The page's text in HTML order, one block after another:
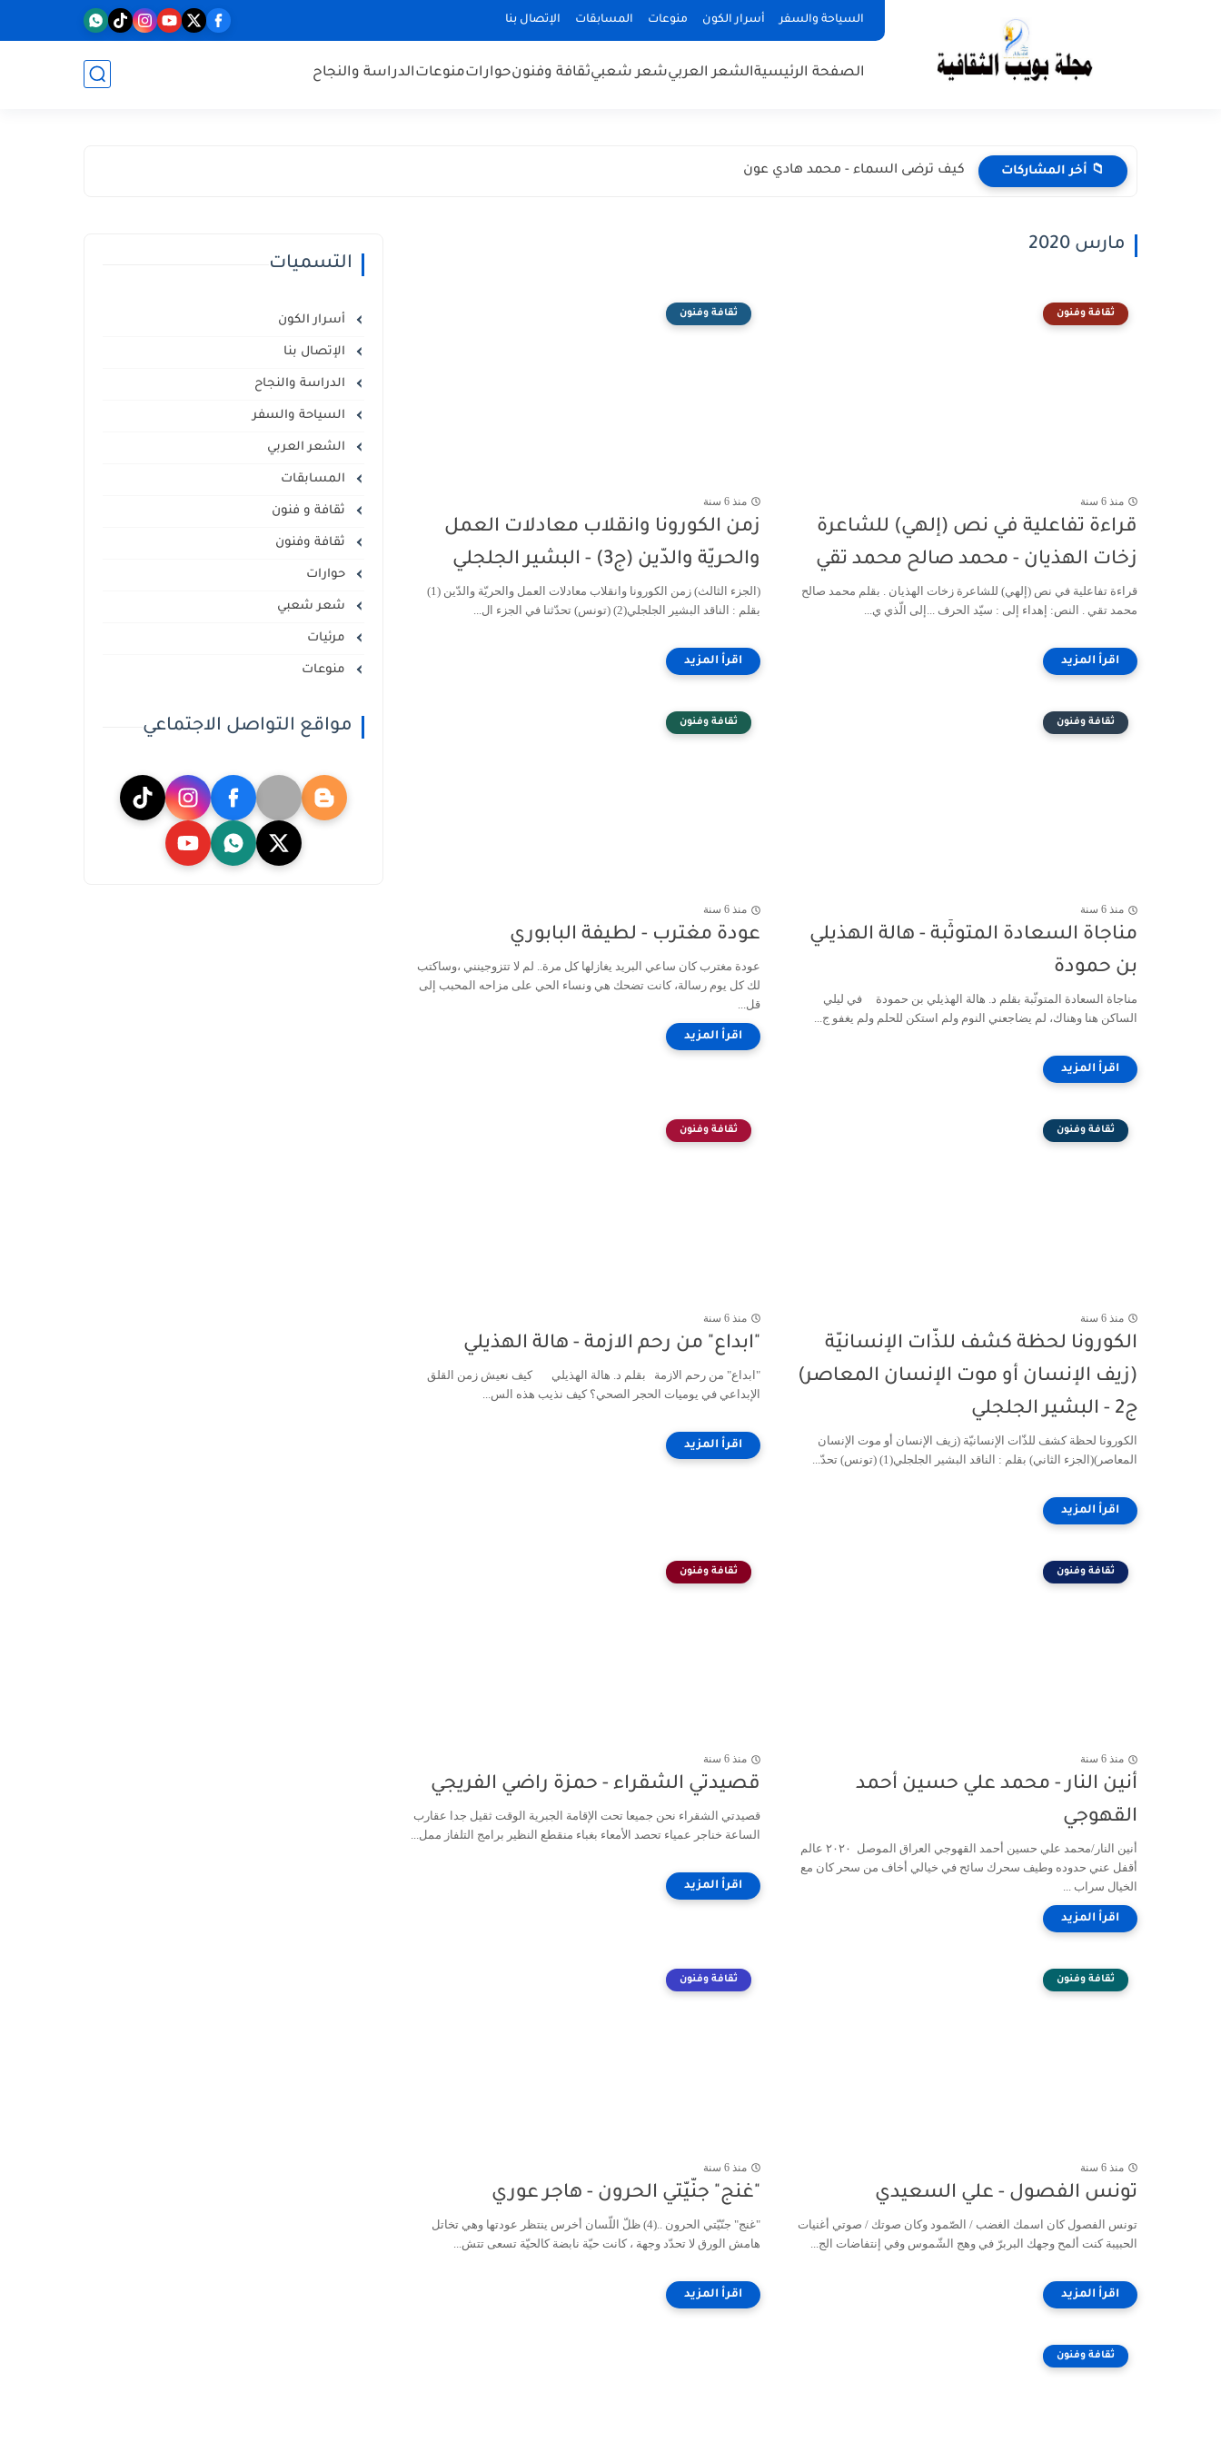
السياحة والسفر أسرار الكون منوعات المسابقات الإتصال بنا
الصفحة الرئيسيةالشعر العربيشعر شعبيثقافة وفنونحواراتمنوعاتالدراسة والنجاح
📁 أخر المشاركات كيف ترضى السماء - محمد هادي عون
مارس 2020
ثقافة وفنون
منذ 6 سنة
قراءة تفاعلية في نص (إلهي) للشاعرة
زخات الهذيان - محمد صالح محمد تقي
قراءة تفاعلية في نص (إلهي) للشاعرة زخات الهذيان . بقلم محمد صالح
محمد تقي . النص: إهداء إلى : سيّد الحرف ...إلى الّذي ي...
ثقافة وفنون
منذ 6 سنة
زمن الكورونا وانقلاب معادلات العمل
والحريّة والدّين (ج3) - البشير الجلجلي
(الجزء الثالث) زمن الكورونا وانقلاب معادلات العمل والحريّة والدّين (1)
بقلم : الناقد البشير الجلجلي(2) (تونس) تحدّثنا في الجزء ال...
ثقافة وفنون
منذ 6 سنة
مناجاة السعادة المتوثّبة - هالة الهذيلي
بن حمودة
مناجاة السعادة المتوثّبة بقلم د. هالة الهذيلي بن حمودة في ليلي
الساكن هنا وهناك، لم يضاجعني النوم ولم استكن للحلم ولم يغفو ج...
ثقافة وفنون
منذ 6 سنة
عودة مغترب - لطيفة البابوري
عودة مغترب كان ساعي البريد يغازلها كل مرة.. لم لا تتزوجينني ،وساكتب
لك كل يوم رسالة، كانت تضحك هي ونساء الحي على مزاحه المحبب إلى
قل...
ثقافة وفنون
منذ 6 سنة
الكورونا لحظة كشف للذّات الإنسانيّة
(زيف الإنسان أو موت الإنسان المعاصر)
ج2 - البشير الجلجلي
الكورونا لحظة كشف للذّات الإنسانيّة (زيف الإنسان أو موت الإنسان
المعاصر)(الجزء الثاني) بقلم : الناقد البشير الجلجلي(1) (تونس) تحدّ...
ثقافة وفنون
منذ 6 سنة
"ابداع" من رحم الازمة - هالة الهذيلي
"ابداع" من رحم الازمة بقلم د. هالة الهذيلي كيف نعيش زمن القلق
الإبداعي في يوميات الحجر الصحي؟ كيف نذيب هذه الس...
ثقافة وفنون
منذ 6 سنة
أنين النار - محمد علي حسين أحمد
القهوجي
أنين النار/محمد علي حسين أحمد القهوجي العراق الموصل ٢٠٢٠ عالم
أقفل عني حدوده وطيف سحرك سائح في خيالي أخاف من سحر كان مع
الخيال سراب ...
ثقافة وفنون
منذ 6 سنة
قصيدتي الشقراء - حمزة راضي الفريجي
قصيدتي الشقراء نحن جميعا تحت الإقامة الجبرية الوقت ثقيل جدا عقارب
الساعة خناجر عمياء تحصد الأمعاء بغباء منقطع النظير برامج التلفاز ممل...
ثقافة وفنون
منذ 6 سنة
تونس الفصول - علي السعيدي
تونس الفصول كان اسمك الغضب / الصّمود وكان صوتك / صوتي أغنيات
الحبيبة كنت ألمح وجهك البربرّ في وهج الشّموس وفي إنتفاضات الج...
ثقافة وفنون
منذ 6 سنة
"غنج" جنّيّتي الحرون - هاجر عوري
"غنج" جنّيّتي الحرون ..(4) ظلّ اللّسان أخرس ينتظر عودتها وهي تخاتل
هامش الورق لا تحدّد وجهة ، كانت حيّة نابضة كالحيّة تسعى تتش...
ثقافة وفنون
التسميات
أسرار الكون
الإتصال بنا
الدراسة والنجاح
السياحة والسفر
الشعر العربي
المسابقات
ثقافة و فنون
ثقافة وفنون
حوارات
شعر شعبي
مرئيات
منوعات
مواقع التواصل الاجتماعي